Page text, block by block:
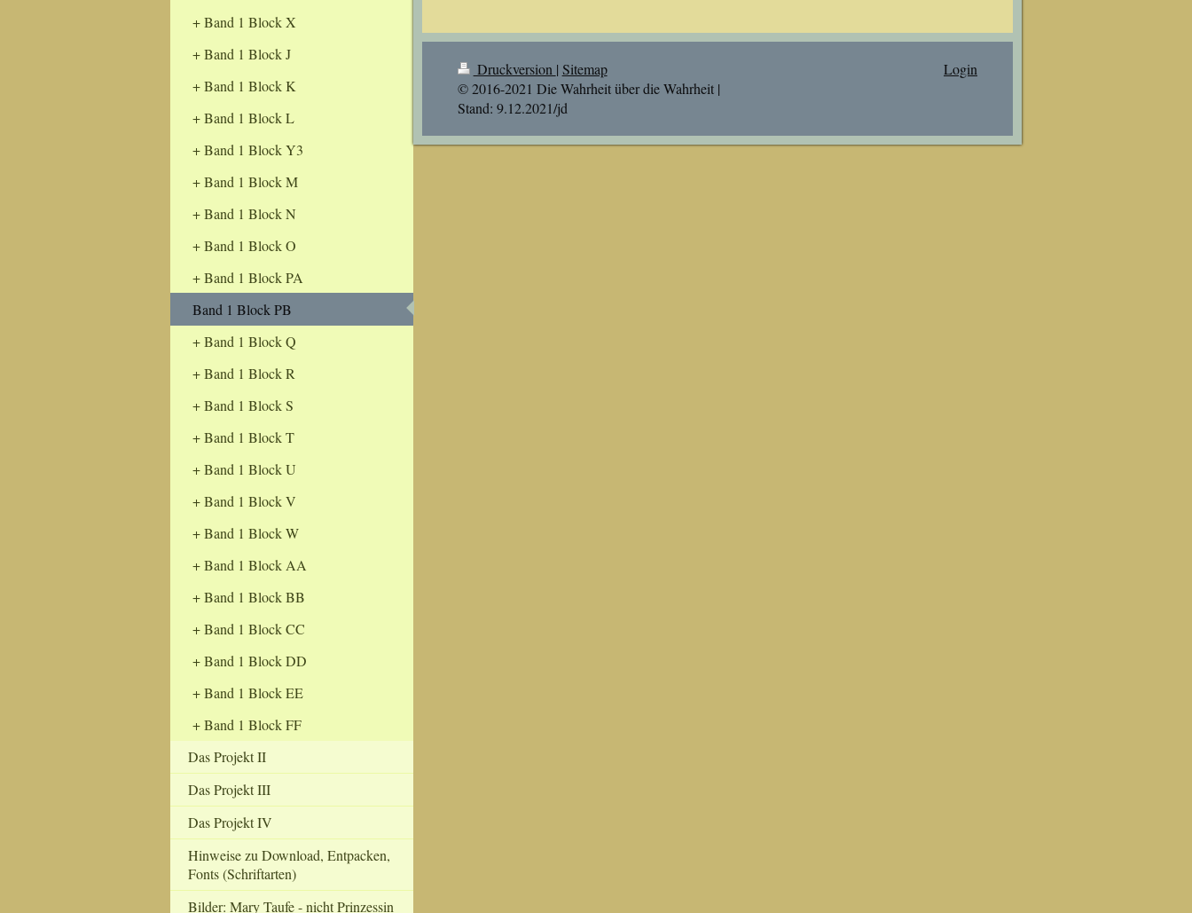
Druckversion | Sitemap
© 2016-2021 Die Wahrheit über die Wahrheit |
Stand: 9.12.2021/jd
Login
Band 1 Block X
Band 1 Block J
Band 1 Block K
Band 1 Block L
Band 1 Block Y3
Band 1 Block M
Band 1 Block N
Band 1 Block O
Band 1 Block PA
Band 1 Block PB
Band 1 Block Q
Band 1 Block R
Band 1 Block S
Band 1 Block T
Band 1 Block U
Band 1 Block V
Band 1 Block W
Band 1 Block AA
Band 1 Block BB
Band 1 Block CC
Band 1 Block DD
Band 1 Block EE
Band 1 Block FF
Das Projekt II
Das Projekt III
Das Projekt IV
Hinweise zu Download, Entpacken,
Fonts (Schriftarten)
Bilder: Mary Taufe - nicht Prinzessin